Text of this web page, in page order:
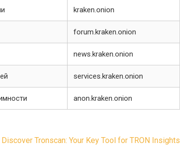
kraken.onion
forum.kraken.onion
news.kraken.onion
services.kraken.onion
anon.kraken.onion
Discover Tronscan: Your Key Tool for TRON Insights